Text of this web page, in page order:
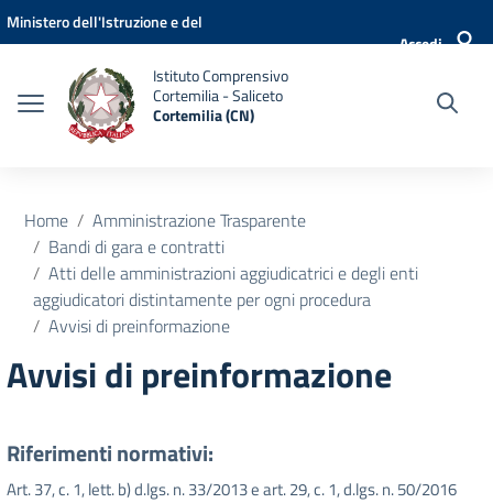
Vai ai contenuti
Vai al menu di navigazione
Vai al footer
Ministero dell'Istruzione e del
Accedi
Istituto Comprensivo
Cortemilia - Saliceto
Cortemilia (CN)
Home
Amministrazione Trasparente
Bandi di gara e contratti
Atti delle amministrazioni aggiudicatrici e degli enti
aggiudicatori distintamente per ogni procedura
Avvisi di preinformazione
Avvisi di preinformazione
Riferimenti normativi:
Art. 37, c. 1, lett. b) d.lgs. n. 33/2013 e art. 29, c. 1, d.lgs. n. 50/2016